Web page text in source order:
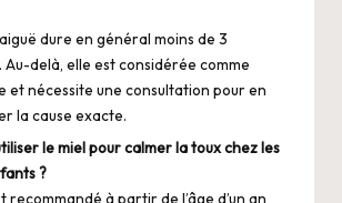
dure en général moins de 3
Au-delà, elle est considérée comme
et nécessite une consultation pour en
la cause exacte.
le miel pour calmer la toux chez les
?
recommandé à partir de l’âge d’un an